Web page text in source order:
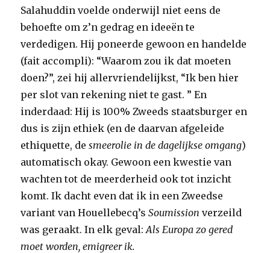
Salahuddin voelde onderwijl niet eens de
behoefte om z’n gedrag en ideeën te
verdedigen. Hij poneerde gewoon en handelde
(fait accompli): “Waarom zou ik dat moeten
doen?”, zei hij allervriendelijkst, “Ik ben hier
per slot van rekening niet te gast. ” En
inderdaad: Hij is 100% Zweeds staatsburger en
dus is zijn ethiek (en de daarvan afgeleide
ethiquette, desmeerolie in de dagelijkse omgang)
automatisch okay. Gewoon een kwestie van
wachten tot de meerderheid ook tot inzicht
komt. Ik dacht even dat ik in een Zweedse
variant van Houellebecq’sSoumission verzeild
was geraakt. In elk geval:Als Europa zo gered
moet worden, emigreer ik.